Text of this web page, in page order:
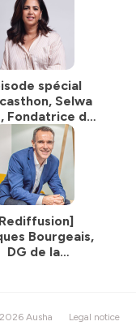
spécial
Selwa
Fondatrice de
El
Angels
Bourgeais,
DG de la
Ausha Legal notice